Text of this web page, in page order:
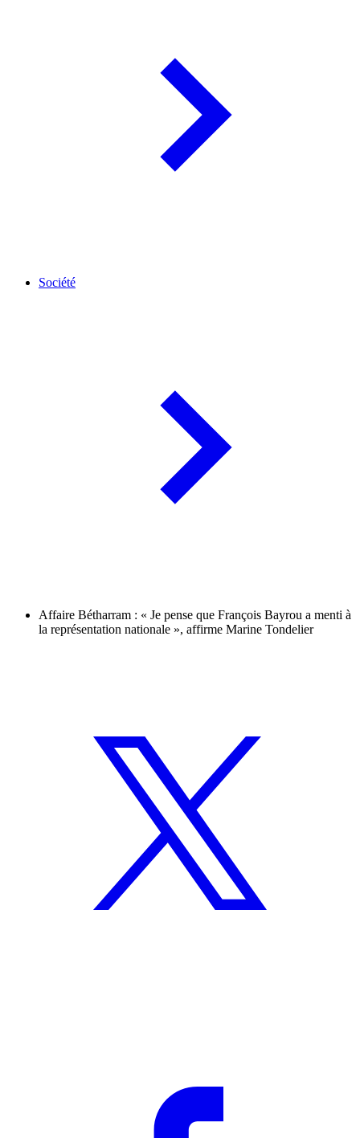
Société
Affaire Bétharram : « Je pense que François Bayrou a menti à
la représentation nationale », affirme Marine Tondelier